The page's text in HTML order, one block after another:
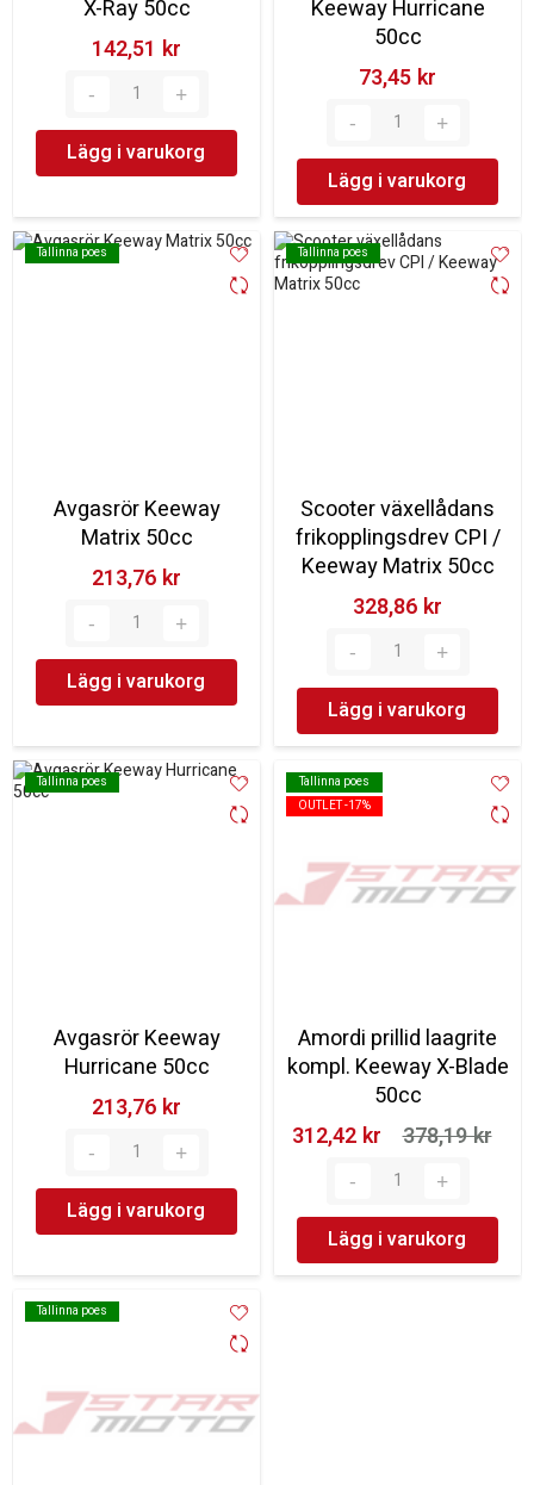
X-Ray 50cc
142,51 kr‎
Lägg i varukorg
Keeway Hurricane
50cc
73,45 kr‎
Lägg i varukorg
Tallinna poes
Tallinna poes
Avgasrör Keeway
Matrix 50cc
213,76 kr‎
Lägg i varukorg
Tallinna poes
Tallinna poes
Scooter växellådans
frikopplingsdrev CPI /
Keeway Matrix 50cc
328,86 kr‎
Lägg i varukorg
Tallinna poes
Tallinna poes
Avgasrör Keeway
Hurricane 50cc
213,76 kr‎
Lägg i varukorg
Tallinna poes
OUTLET -17%
Tallinna poes
OUTLET -17%
Amordi prillid laagrite
kompl. Keeway X-Blade
50cc
312,42 kr‎
378,19 kr‎
Lägg i varukorg
Tallinna poes
Tallinna poes